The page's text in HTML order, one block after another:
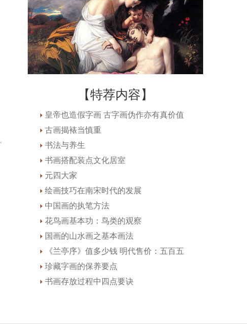
【特荐内容】
皇帝也造假字画 古字画伪作亦有真价值
古画揭裱当慎重
书法与养生
书画搭配装点文化居室
元四大家
绘画技巧在南宋时代的发展
中国画的执笔方法
花鸟画基本功：鸟类的观察
国画的山水画之基本画法
《兰亭序》值多少钱 明代售价：五百五
珍藏字画的保养要点
书画存放过程中四点要诀